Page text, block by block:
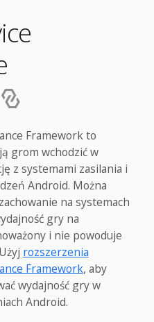
Framework to
grom wchodzić w
z systemami zasilania i
Android. Można
na systemach
gry na
i nie powoduje
rozszerzenia
Framework, aby
wydajność gry w
Android.